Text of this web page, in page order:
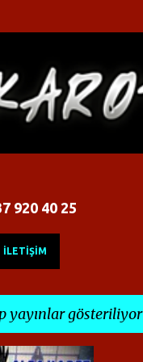
920 40 25
İLETİŞİM
yayınlar gösteriliyor